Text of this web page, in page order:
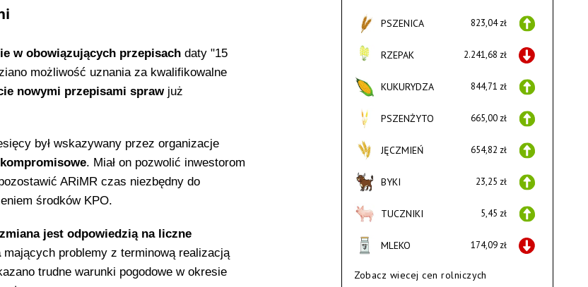
w obowiązujących przepisachdaty "15
możliwość uznania za kwalifikowalne
nowymi przepisami sprawjuż
był wskazywany przez organizacje
. Miał on pozwolić inwestorom
ARiMR czas niezbędny do
środków KPO.
zmiana jest odpowiedzią na liczne
mających problemy z terminową realizacją
trudne warunki pogodowe w okresie
PSZENICA 823,04 zł
RZEPAK 2.241,68 zł
KUKURYDZA 844,71 zł
PSZENŻYTO 665,00 zł
JĘCZMIEŃ 654,82 zł
BYKI 23,25 zł
TUCZNIKI 5,45 zł
MLEKO 174,09 zł
Zobacz wiecej cen rolniczych